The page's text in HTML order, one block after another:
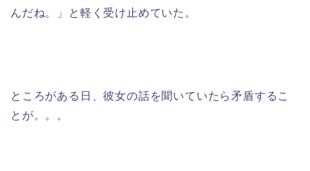
んだね。」と軽く受け止めていた。
ところがある日、彼女の話を聞いていたら矛盾するこ
とが。。。